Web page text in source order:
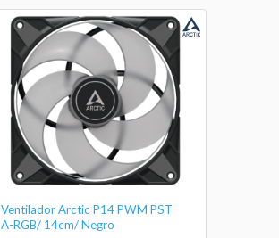
Ventilador Arctic P14 PWM PST
A-RGB/ 14cm/ Negro